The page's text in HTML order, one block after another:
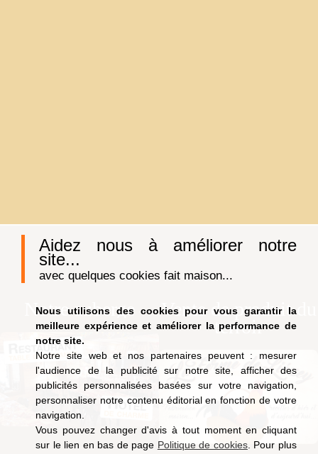
Aidez nous à améliorer notre
site...
avec quelques cookies fait maison...
Nous utilisons des cookies pour vous garantir la
meilleure expérience et améliorer la performance de
notre site.
Notre site web et nos partenaires peuvent : mesurer
l'audience de la publicité sur notre site, afficher des
publicités personnalisées basées sur votre navigation,
personnaliser notre contenu éditorial en fonction de votre
navigation.
Vous pouvez changer d'avis à tout moment en cliquant
sur le lien en bas de page Politique de cookies. Pour plus
Notre auberge
Vente de produit du
terroir